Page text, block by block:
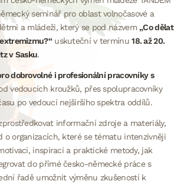
seminář pro oblast volnočasové a
a mládeži, který se pod názvem„Co dělat
uskuteční v termínu18. až 20.
v Sasku.
dobrovolné i profesionální pracovníky s
vedoucích kroužků, přes spolupracovníky
po vedoucí nejširšího spektra oddílů.
informační zdroje a materiály,
o organizacích, které se tématu intenzivněji
inspiraci a praktické metody, jak
do přímé česko-německé práce s
řadě umožnit výměnu zkušeností k